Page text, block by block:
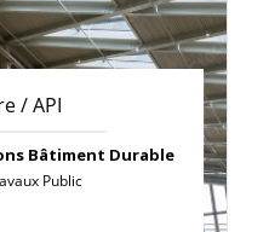
/ API
Bâtiment Durable
Public